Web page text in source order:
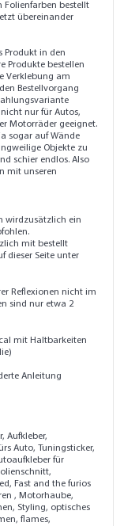
Folienfarben bestellt
übereinander
Produkt in den
Produkte bestellen
Verklebung am
Bestellvorgang
nur für Autos,
Motorräder geeignet.
sogar auf Wände
Objekte zu
schier endlos. Also
mit unseren
wirdzusätzlich ein
mit bestellt
dieser Seite unter
Reflexionen nicht im
sind nur etwa 2
mit Haltbarkeiten
Anleitung
Aufkleber,
Auto, Tuningsticker,
für
Fast and the furios
, Motorhaube,
Styling, optisches
flames,